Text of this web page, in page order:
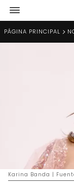
PÁGINA PRINCIPAL
Karina Banda |